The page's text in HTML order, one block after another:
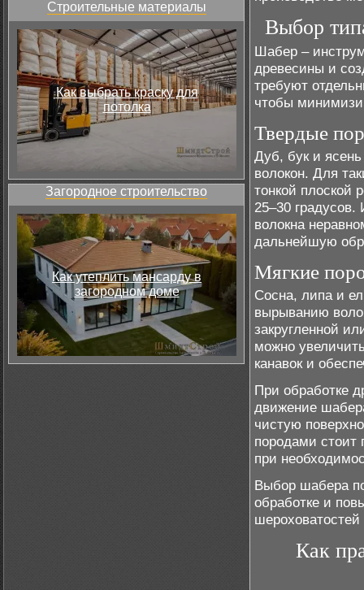
Строительные материалы
Как выбрать краску для
потолка
Загородное строительство
Как утеплить мансарду в
загородном доме
Выбор
Шабер –
древесины и
требуют
чтобы
Твердые
Дуб, бук и
волокон. Для
тонкой плоской
25–30 градусов.
волокна
дальнейшую
Мягкие
Сосна, липа и
вырыванию
закругленной
можно
канавок и
При обработке
движение
чистую
породами стоит
при
Выбор шабера
обработке и
Как